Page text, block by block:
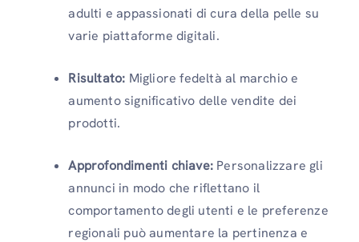
adulti e appassionati di cura della pelle su
varie piattaforme digitali.
Risultato: Migliore fedeltà al marchio e
aumento significativo delle vendite dei
prodotti.
Approfondimenti chiave: Personalizzare gli
annunci in modo che riflettano il
comportamento degli utenti e le preferenze
regionali può aumentare la pertinenza e